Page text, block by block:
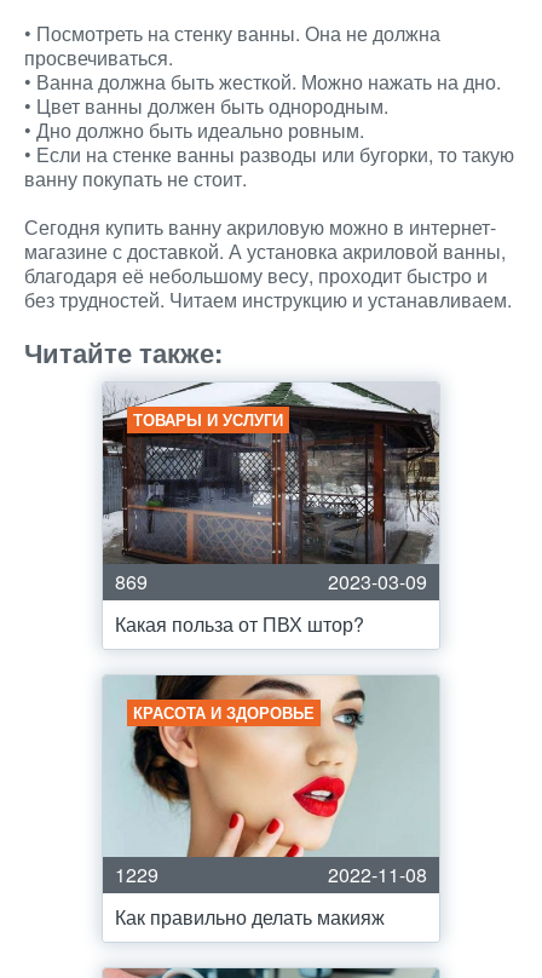
• Посмотреть на стенку ванны. Она не должна
просвечиваться.
• Ванна должна быть жесткой. Можно нажать на дно.
• Цвет ванны должен быть однородным.
• Дно должно быть идеально ровным.
• Если на стенке ванны разводы или бугорки, то такую
ванну покупать не стоит.
Сегодня купить ванну акриловую можно в интернет-
магазине с доставкой. А установка акриловой ванны,
благодаря её небольшому весу, проходит быстро и
без трудностей. Читаем инструкцию и устанавливаем.
Читайте также:
ТОВАРЫ И УСЛУГИ
869
2023-03-09
Какая польза от ПВХ штор?
КРАСОТА И ЗДОРОВЬЕ
1229
2022-11-08
Как правильно делать макияж